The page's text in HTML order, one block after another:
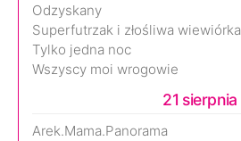
Odzyskany
Superfutrzak i złośliwa wiewiórka
Tylko jedna noc
Wszyscy moi wrogowie
21 sierpnia
Arek.Mama.Panorama